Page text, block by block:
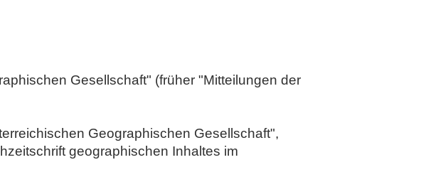
Gesellschaft" (früher "Mitteilungen der
Geographischen Gesellschaft",
geographischen Inhaltes im